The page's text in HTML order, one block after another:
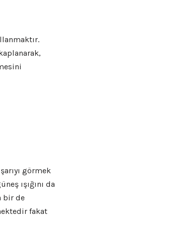
görmek
ışığını da
bir de
fakat